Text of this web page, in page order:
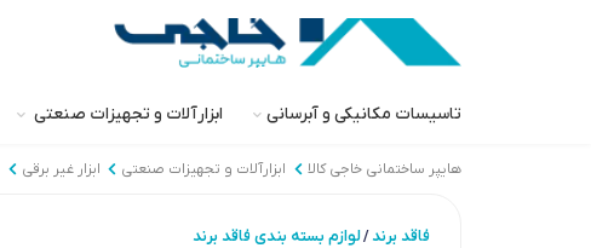
تاسیسات مکانیکی و آبرسانی ابزارآلات و تجهیزات صنعتی
هایپر ساختمانی خاجی‌ کالا ابزارآلات و تجهیزات صنعتی ابزار غیر برقی
فاقد برند/لوازم بسته بندی فاقد برند